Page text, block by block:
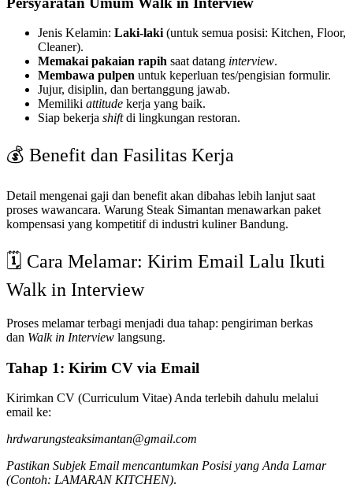
Jenis Kelamin: Laki-laki (untuk semua posisi: Kitchen, Floor,
Cleaner).
Memakai pakaian rapih saat datang interview.
Membawa pulpen untuk keperluan tes/pengisian formulir.
Jujur, disiplin, dan bertanggung jawab.
Memiliki attitude kerja yang baik.
Siap bekerja shiftdi lingkungan restoran.
💰 Benefit dan Fasilitas Kerja
Detail mengenai gaji dan benefit akan dibahas lebih lanjut saat
proses wawancara. Warung Steak Simantan menawarkan paket
kompensasi yang kompetitif di industri kuliner Bandung.
🗓️ Cara Melamar: Kirim Email Lalu Ikuti
Walk in Interview
Proses melamar terbagi menjadi dua tahap: pengiriman berkas
dan Walk in Interview langsung.
Tahap 1: Kirim CV via Email
Kirimkan CV (Curriculum Vitae) Anda terlebih dahulu melalui
email ke:
hrdwarungsteaksimantan@gmail.com
Pastikan Subjek Email mencantumkan Posisi yang Anda Lamar
(Contoh: LAMARAN KITCHEN).